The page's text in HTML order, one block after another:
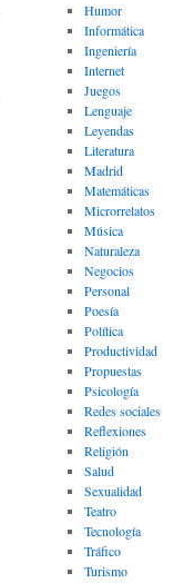
Humor
Informática
Ingeniería
Internet
Juegos
Lenguaje
Leyendas
Literatura
Madrid
Matemáticas
Microrrelatos
Música
Naturaleza
Negocios
Personal
Poesía
Política
Productividad
Propuestas
Psicología
Redes sociales
Reflexiones
Religión
Salud
Sexualidad
Teatro
Tecnología
Tráfico
Turismo